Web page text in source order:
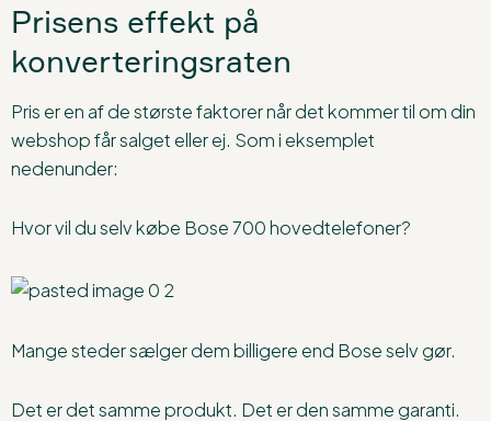
Prisens effekt på
konverteringsraten
Pris er en af de største faktorer når det kommer til om din
webshop får salget eller ej. Som i eksemplet
nedenunder:
Hvor vil du selv købe Bose 700 hovedtelefoner?
Mange steder sælger dem billigere end Bose selv gør.
Det er det samme produkt. Det er den samme garanti.